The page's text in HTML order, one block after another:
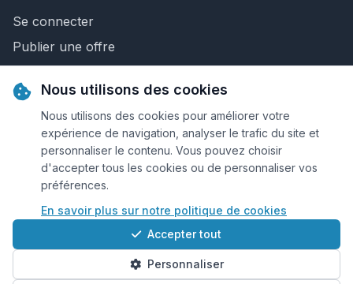
Se connecter
Publier une offre
Nous contacter
© 2026 Keejob.com. Tous droits réservés.
Conditions et règlement
Cookies
Qui sommes-nous?
Nous utilisons des cookies
Nous utilisons des cookies pour améliorer votre
expérience de navigation, analyser le trafic du site et
personnaliser le contenu. Vous pouvez choisir
d'accepter tous les cookies ou de personnaliser vos
préférences.
En savoir plus sur notre politique de cookies
Accepter tout
Personnaliser